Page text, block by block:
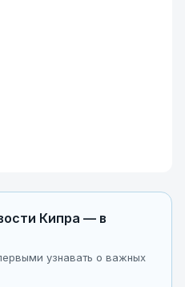
Кипра — в
узнавать о важных